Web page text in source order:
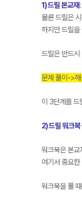
1) 드릴 본교재
물론 드릴은
하지만 드릴
드릴은 반드
문제 풀이->
이 3단계를 드
2) 드릴 워크북
워크북은 본
여기서 중요
워크북을 풀